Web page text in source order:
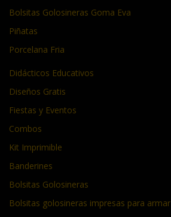
Bolsitas Golosineras Goma Eva
Piñatas
Porcelana Fria
Didácticos Educativos
Diseños Gratis
Fiestas y Eventos
Combos
Kit Imprimible
Banderines
Bolsitas Golosineras
Bolsitas golosineras impresas para armar